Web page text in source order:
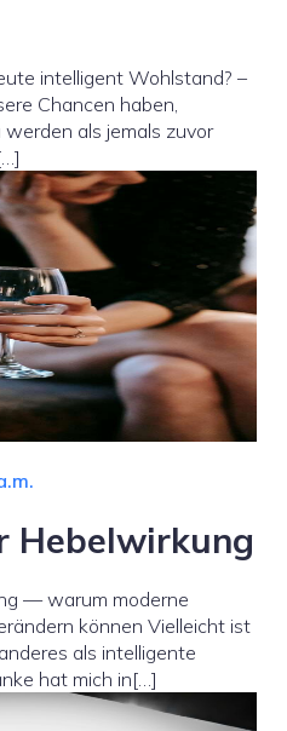
intelligent Wohlstand? –
Chancen haben,
als jemals zuvor
Hebelwirkung
— warum moderne
können Vielleicht ist
als intelligente
hat mich in[…]